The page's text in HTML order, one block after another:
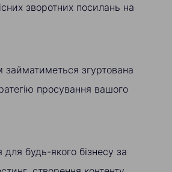
зворотних посилань на
згуртована
просування вашого
будь-якого бізнесу за